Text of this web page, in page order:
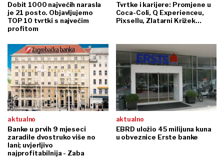
Dobit 1000 najvećih narasla
je 21 posto. Objavljujemo
TOP 10 tvrtki s najvećim
profitom
Tvrtke i karijere: Promjene u
Coca-Coli, Q Experienceu,
Pixsellu, Zlatarni Križek...
aktualno
Banke u prvih 9 mjeseci
zaradile dvostruko više no
lani; uvjerljivo
najprofitabilnija - Zaba
aktualno
EBRD uložio 45 milijuna kuna
u obveznice Erste banke